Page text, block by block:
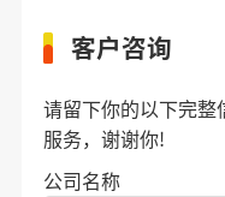
客户咨询
请留下你的以下完
服务，谢谢你!
公司名称